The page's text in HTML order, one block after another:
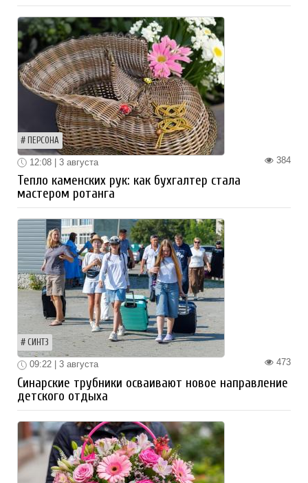
ПЕРСОНА
384
12:08 | 3 августа
Тепло каменских рук: как бухгалтер стала
мастером ротанга
СИНТЗ
473
09:22 | 3 августа
Синарские трубники осваивают новое направление
детского отдыха